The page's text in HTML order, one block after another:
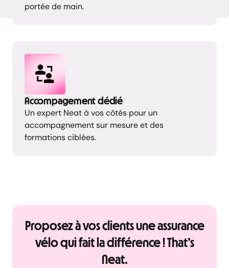
portée de main.
Accompagement dédié
Un expert Neat à vos côtés pour un
accompagnement sur mesure et des
formations ciblées.
Proposez à vos clients une assurance
vélo qui fait la différence ! That’s
Neat.